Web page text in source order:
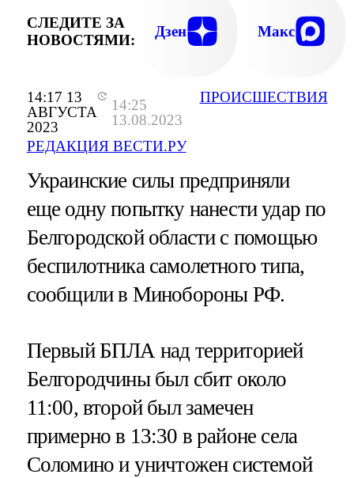
14:17 13
АВГУСТА
2023
14:25
13.08.2023
РЕДАКЦИЯ ВЕСТИ.РУ
ПРОИСШЕСТВИЯ
СЛЕДИТЕ ЗА
НОВОСТЯМИ:
Дзен Макс
Украинские силы предприняли
еще одну попытку нанести удар по
Белгородской области с помощью
беспилотника самолетного типа,
сообщили в Минобороны РФ.
Первый БПЛА над территорией
Белгородчины был сбит около
11:00, второй был замечен
примерно в 13:30 в районе села
Соломино и уничтожен системой